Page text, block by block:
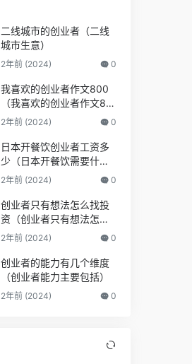
二线城市的创业者（二线
城市生意）
2年前 (2024) 0
我喜欢的创业者作文800
（我喜欢的创业者作文80
0字左右）
2年前 (2024) 0
日本开餐饮创业者工资多
少（日本开餐饮需要什么
条件）
2年前 (2024) 0
创业者只有想法怎么找投
资（创业者只有想法怎么
找投资公司）
2年前 (2024) 0
创业者的能力有几个维度
（创业者能力主要包括）
2年前 (2024) 0